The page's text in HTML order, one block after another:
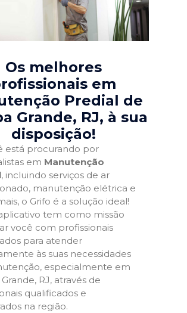
Os melhores
em
Predial de
Grande, RJ, à sua
disposição!
está procurando por
em Manutenção
, incluindo serviços de ar
manutenção elétrica e
o Grifo é a solução ideal!
tem como missão
você com profissionais
para atender
às suas necessidades
especialmente em
RJ, através de
qualificados e
na região.